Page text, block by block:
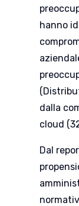
hanno
dalla
cloud
Dal